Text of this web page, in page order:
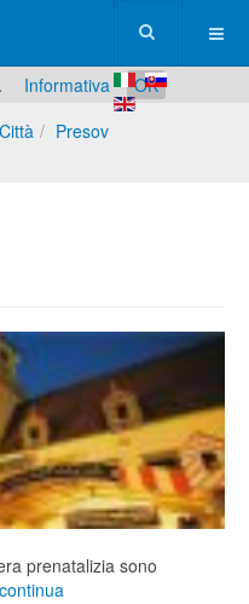
Informativa
OK
Città
Presov
prenatalizia sono
continua